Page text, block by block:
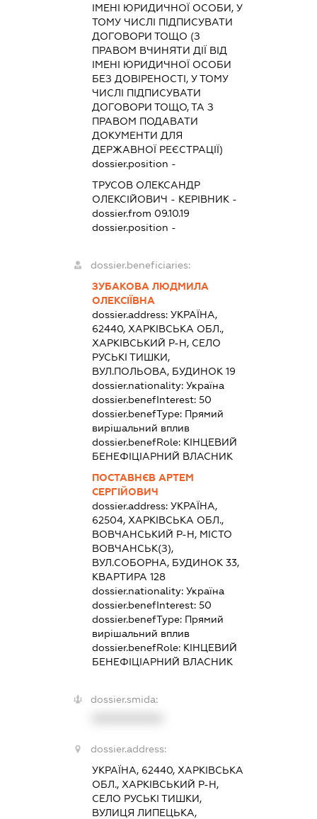
ІМЕНІ ЮРИДИЧНОЇ ОСОБИ, У
ТОМУ ЧИСЛІ ПІДПИСУВАТИ
ДОГОВОРИ ТОЩО (З
ПРАВОМ ВЧИНЯТИ ДІЇ ВІД
ІМЕНІ ЮРИДИЧНОЇ ОСОБИ
БЕЗ ДОВІРЕНОСТІ, У ТОМУ
ЧИСЛІ ПІДПИСУВАТИ
ДОГОВОРИ ТОЩО, ТА З
ПРАВОМ ПОДАВАТИ
ДОКУМЕНТИ ДЛЯ
ДЕРЖАВНОЇ РЕЄСТРАЦІЇ)
dossier.position -
ТРУСОВ ОЛЕКСАНДР
ОЛЕКСІЙОВИЧ - КЕРІВНИК -
dossier.from 09.10.19
dossier.position -
dossier.beneficiaries:
ЗУБАКОВА ЛЮДМИЛА
ОЛЕКСІЇВНА
dossier.address:УКРАЇНА,
62440, ХАРКІВСЬКА ОБЛ.,
ХАРКІВСЬКИЙ Р-Н, СЕЛО
РУСЬКІ ТИШКИ,
ВУЛ.ПОЛЬОВА, БУДИНОК 19
dossier.nationality:Україна
dossier.benefInterest:50
dossier.benefType: Прямий
вирішальний вплив
dossier.benefRole: КІНЦЕВИЙ
БЕНЕФІЦІАРНИЙ ВЛАСНИК
ПОСТАВНЄВ АРТЕМ
СЕРГІЙОВИЧ
dossier.address:УКРАЇНА,
62504, ХАРКІВСЬКА ОБЛ.,
ВОВЧАНСЬКИЙ Р-Н, МІСТО
ВОВЧАНСЬК(З),
ВУЛ.СОБОРНА, БУДИНОК 33,
КВАРТИРА 128
dossier.nationality:Україна
dossier.benefInterest:50
dossier.benefType: Прямий
вирішальний вплив
dossier.benefRole: КІНЦЕВИЙ
БЕНЕФІЦІАРНИЙ ВЛАСНИК
dossier.smida:
dossier.address:
УКРАЇНА, 62440, ХАРКІВСЬКА
ОБЛ., ХАРКІВСЬКИЙ Р-Н,
СЕЛО РУСЬКІ ТИШКИ,
ВУЛИЦЯ ЛИПЕЦЬКА,